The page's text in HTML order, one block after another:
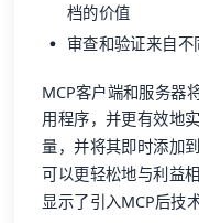
档的价值
审查和验证来自
MCP客户端和服务器
用程序，并更有效地
量，并将其即时添加
可以更轻松地与利益
显示了引入MCP后技